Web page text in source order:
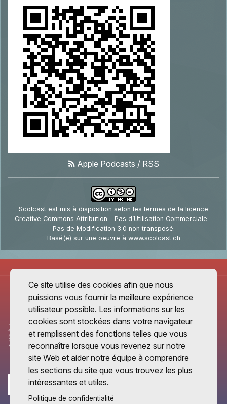
Apple Podcasts / RSS
Scolcast est mis à disposition selon les termes de la licence
Creative Commons Attribution - Pas d’Utilisation Commerciale -
Pas de Modification 3.0 non transposé.
Basé(e) sur une oeuvre à www.scolcast.ch
Ce site utilise des cookies afin que nous
puissions vous fournir la meilleure expérience
utilisateur possible. Les informations sur les
cookies sont stockées dans votre navigateur
et remplissent des fonctions telles que vous
reconnaître lorsque vous revenez sur notre
site Web et aider notre équipe à comprendre
les sections du site que vous trouvez les plus
intéressantes et utiles.
Politique de confidentialité